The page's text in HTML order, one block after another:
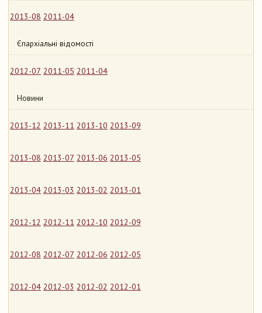
2013-08 2011-04
Єпархіальні відомості
2012-07 2011-05 2011-04
Новини
2013-12 2013-11 2013-10 2013-09
2013-08 2013-07 2013-06 2013-05
2013-04 2013-03 2013-02 2013-01
2012-12 2012-11 2012-10 2012-09
2012-08 2012-07 2012-06 2012-05
2012-04 2012-03 2012-02 2012-01